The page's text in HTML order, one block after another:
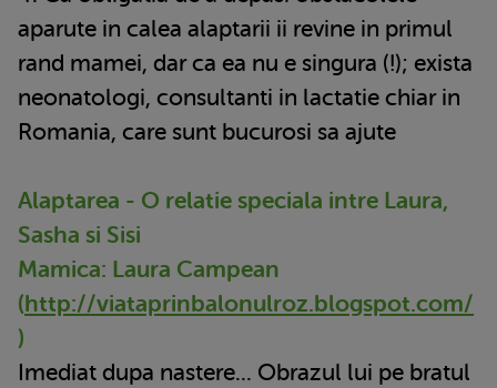
aparute in calea alaptarii ii revine in primul
rand mamei, dar ca ea nu e singura (!); exista
neonatologi, consultanti in lactatie chiar in
Romania, care sunt bucurosi sa ajute
Alaptarea - O relatie speciala intre Laura,
Sasha si Sisi
Mamica: Laura Campean
(http://viataprinbalonulroz.blogspot.com/
)
Imediat dupa nastere... Obrazul lui pe bratul